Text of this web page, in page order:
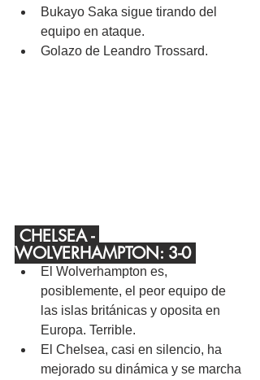
Bukayo Saka sigue tirando del
equipo en ataque.
Golazo de Leandro Trossard.
CHELSEA -
WOLVERHAMPTON: 3-0
El Wolverhampton es,
posiblemente, el peor equipo de
las islas británicas y oposita en
Europa. Terrible.
El Chelsea, casi en silencio, ha
mejorado su dinámica y se marcha